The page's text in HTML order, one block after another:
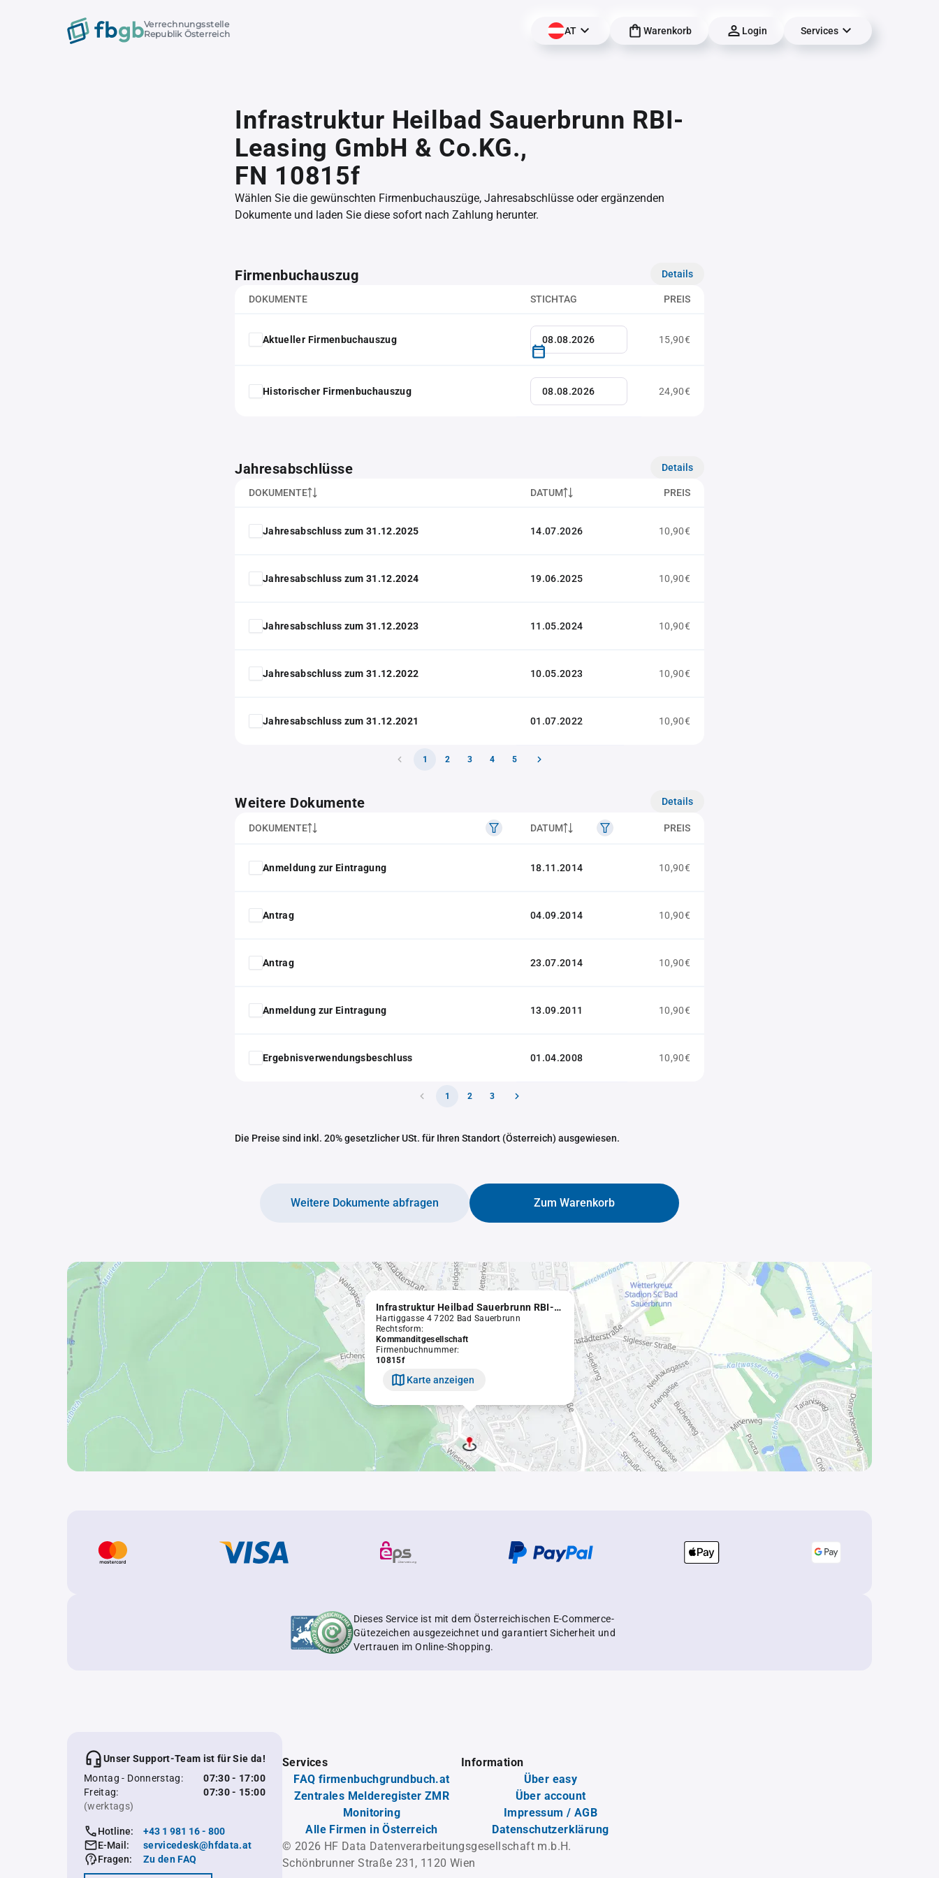
Verrechnungsstelle
Republik Österreich
AT Warenkorb Login Services
Infrastruktur Heilbad Sauerbrunn RBI-
Leasing GmbH & Co.KG.,
FN 10815f
Wählen Sie die gewünschten Firmenbuchauszüge, Jahresabschlüsse oder ergänzenden
Dokumente und laden Sie diese sofort nach Zahlung herunter.
Firmenbuchauszug Details
DOKUMENTE STICHTAG PREIS
Aktueller Firmenbuchauszug 15,90€
Historischer Firmenbuchauszug 24,90€
Jahresabschlüsse Details
DOKUMENTE DATUM PREIS
Jahresabschluss zum 31.12.2025 14.07.2026 10,90€
Jahresabschluss zum 31.12.2024 19.06.2025 10,90€
Jahresabschluss zum 31.12.2023 11.05.2024 10,90€
Jahresabschluss zum 31.12.2022 10.05.2023 10,90€
Jahresabschluss zum 31.12.2021 01.07.2022 10,90€
1 2 3 4 5
Weitere Dokumente Details
DOKUMENTE DATUM PREIS
Anmeldung zur Eintragung 18.11.2014 10,90€
Antrag 04.09.2014 10,90€
Antrag 23.07.2014 10,90€
Anmeldung zur Eintragung 13.09.2011 10,90€
Ergebnisverwendungsbeschluss 01.04.2008 10,90€
1 2 3
Die Preise sind inkl. 20% gesetzlicher USt. für Ihren Standort (Österreich) ausgewiesen.
Zum Warenkorb
Weitere Dokumente abfragen
Infrastruktur Heilbad Sauerbrunn RBI-Leasing GmbH & Co.KG.
Hartiggasse 4 7202 Bad Sauerbrunn
Rechtsform:
Kommanditgesellschaft
Firmenbuchnummer:
10815f
Karte anzeigen
Dieses Service ist mit dem Österreichischen E-Commerce-
Gütezeichen ausgezeichnet und garantiert Sicherheit und
Vertrauen im Online-Shopping.
Unser Support-Team ist für Sie da!
Montag - Donnerstag:
07:30 - 17:00
Freitag:
07:30 - 15:00
(werktags)
Hotline:
+43 1 981 16 - 800
E-Mail:
servicedesk@hfdata.at
Fragen:
Zu den FAQ
Services
FAQ firmenbuchgrundbuch.at
Zentrales Melderegister ZMR
Monitoring
Alle Firmen in Österreich
Information
Über easy
Über account
Impressum / AGB
Datenschutzerklärung
© 2026 HF Data Datenverarbeitungsgesellschaft m.b.H.
Schönbrunner Straße 231, 1120 Wien